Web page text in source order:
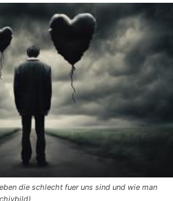
die schlecht fuer uns sind und wie man